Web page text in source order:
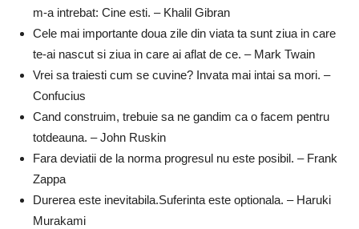
m-a intrebat: Cine esti. – Khalil Gibran
Cele mai importante doua zile din viata ta sunt ziua in care
te-ai nascut si ziua in care ai aflat de ce. – Mark Twain
Vrei sa traiesti cum se cuvine? Invata mai intai sa mori. –
Confucius
Cand construim, trebuie sa ne gandim ca o facem pentru
totdeauna. – John Ruskin
Fara deviatii de la norma progresul nu este posibil. – Frank
Zappa
Durerea este inevitabila.Suferinta este optionala. – Haruki
Murakami